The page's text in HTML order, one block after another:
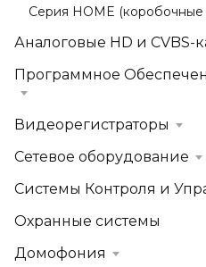
Серия HOME
Аналоговые HD и CVBS-
Программное
Видеорегистраторы
Сетевое оборудование
Системы Контроля и
Охранные системы
Домофония